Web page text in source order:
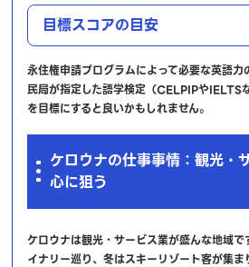
目標スコアの目安
永住権申請プログラムによって必要な英語力
民局が指定した語学検定（CELPIPや
を目標にすると良いかもしれません。
ケロウナの仕事事情：観光・
心に狙う
ケロウナは観光・サービス業が盛んな地域で
イナリー巡り、冬はスキーリゾート客が集ま